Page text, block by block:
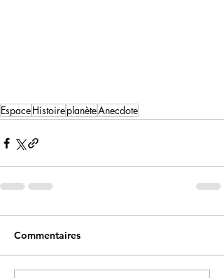
EspaceHistoireplanèteAnecdote
Commentaires